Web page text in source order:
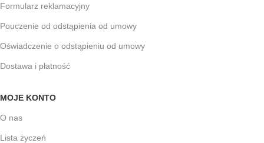
Formularz reklamacyjny
Pouczenie od odstąpienia od umowy
Oświadczenie o odstąpieniu od umowy
Dostawa i płatność
MOJE KONTO
O nas
Lista życzeń